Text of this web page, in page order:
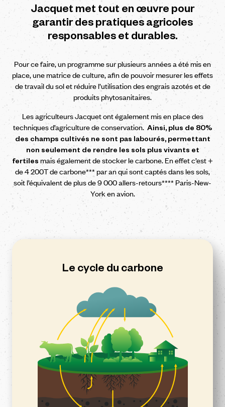
Jacquet met tout en œuvre pour
garantirdespratiquesagricoles
responsableset durables.
Pour ce faire, un programme sur plusieurs années a été mis en
place, une matrice de culture, afin de pouvoir mesurer les effets
de travail du sol et réduire l’utilisation des engrais azotés et de
produits phytosanitaires.
Les agriculteurs Jacquet ont également mis en place des
techniques d’agriculture de conservation. Ainsi, plus de 80%
des champs cultivés ne sont pas labourés, permettant
non seulement de rendre les sols plus vivants et
fertiles mais également de stocker le carbone. En effet c’est +
de 4 200T de carbone*** par an qui sont captés dans les sols,
soit l’équivalent de plus de 9 000 allers-retours**** Paris-New-
York en avion.
Le cycle du carbone